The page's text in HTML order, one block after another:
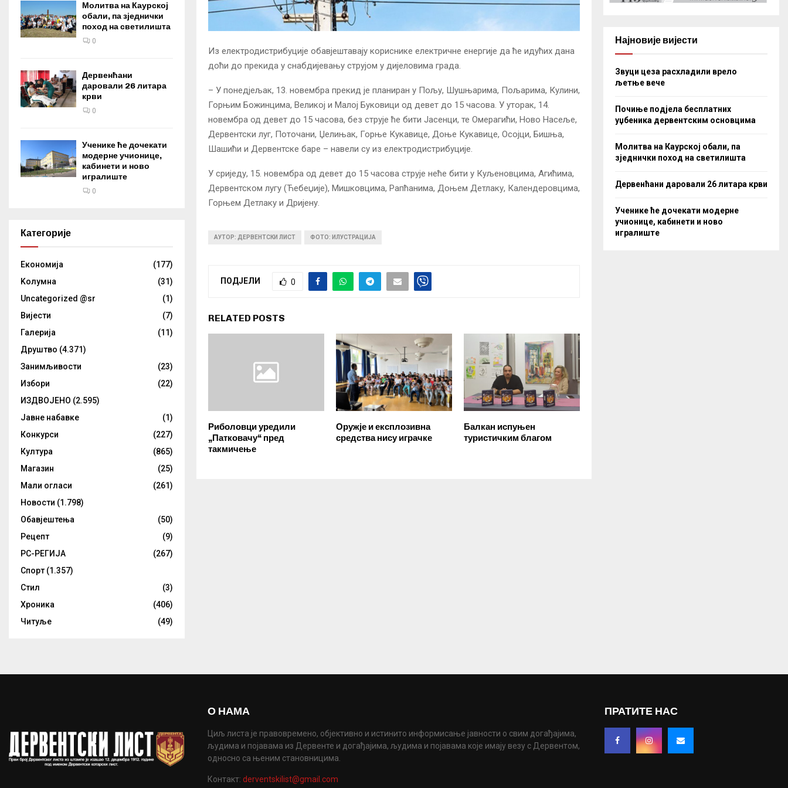
Из електродистрибуције обавјештавају кориснике електричне енергије да ће идућих дана
доћи до прекида у снабдијевању струјом у дијеловима града.
– У понедјељак, 13. новембра прекид је планиран у Пољу, Шушњарима, Пољарима, Кулини,
Горњим Божинцима, Великој и Малој Буковици од девет до 15 часова. У уторак, 14.
новембра од девет до 15 часова, без струје ће бити Јасенци, те Омерагићи, Ново Насеље,
Дервентски луг, Поточани, Џелињак, Горње Кукавице, Доње Кукавице, Осојци, Бишња,
Шашићи и Дервентске баре – навели су из електродистрибуције.
У сриједу, 15. новембра од девет до 15 часова струје неће бити у Куљеновцима, Агићима,
Дервентском лугу (Ћебеџије), Мишковцима, Рапћанима, Доњем Детлаку, Календеровцима,
Горњем Детлаку и Дријену.
АУТОР: ДЕРВЕНТСКИ ЛИСТ ФОТО: ИЛУСТРАЦИЈА
ПОДЈЕЛИ 0
RELATED POSTS
Риболовци уредили
„Патковачу“ пред
такмичење
Оружје и експлозивна
средства нису играчке
Балкан испуњен
туристичким благом
Молитва на Каурској
обали, па зједнички
поход на светилишта
0
Дервенћани
даровали 26 литара
крви
0
Ученике ће дочекати
модерне учионице,
кабинети и ново
игралиште
0
Категорије
Eкономија
(177)
Kолумнa
(31)
Uncategorized @sr
(1)
Вијести
(7)
Галерија
(11)
Друштво (4.371)
Занимљивости
(23)
Избори
(22)
ИЗДВОЈЕНО (2.595)
Јавне набавке
(1)
Конкурси
(227)
Култура
(865)
Магазин
(25)
Мали огласи
(261)
Новости (1.798)
Обавјештења
(50)
Рецепт
(9)
РС-РЕГИЈА
(267)
Спорт (1.357)
Стил
(3)
Хроника
(406)
Читуље
(49)
Најновије вијести
Звуци цеза расхладили врело
љетње вече
Почиње подјела бесплатних
уџбеника дервентским основцима
Молитва на Каурској обали, па
зједнички поход на светилишта
Дервенћани даровали 26 литара крви
Ученике ће дочекати модерне
учионице, кабинети и ново
игралиште
О НАМА
Циљ листа је правовремено, објективно и истинито информисање јавности о свим догађајима,
људима и појавама из Дервенте и догађајима, људима и појавама које имају везу с Дервентом,
односно са њеним становницима.
Контакт: derventskilist@gmail.com
ПРАТИТЕ НАС